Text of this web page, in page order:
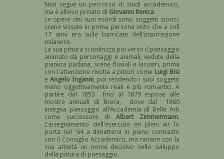
Non segue un percorso di studi accademico,
ma è allievo privato di Giovanni Renica.
Le opere dei suoi esordi sono soggetti storici,
scene vissute in prima persona visto che a soli
17 anni era sulle barricate dell'insurrezione
milanese.
La sua pittura si indirizza poi verso il paesaggio
animato da personaggi e animali, vedute della
pianura padana, scene fluviali e lacustri, prima
con l'attenzione rivolta a pittori come Luigi Bisi
e Angelo Inganni, poi rendendo i suoi soggetti
meno oggettivamente reali e più romantici. A
partire dal 1853 fino al 1879 espose alle
mostre annuali di Brera, dove dal 1860
insegna paesaggio all’Accademia di Belle Arti
come successore di Albert Zimmermann.
L'insegnamento dell'esercizio en plein air lo
porta nel '64 a dimettersi in pieno contrasto
con il Consiglio Accademico, ma rimane con la
sua attività un nome decisivo nello sviluppo
della pittura di paesaggio.